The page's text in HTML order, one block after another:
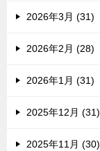
2026年3月 (31)
2026年2月 (28)
2026年1月 (31)
2025年12月 (31)
2025年11月 (30)